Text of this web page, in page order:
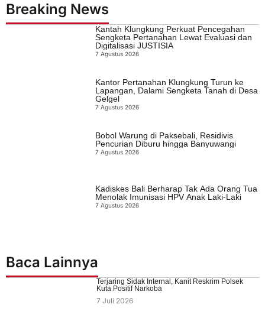
Breaking News
Kantah Klungkung Perkuat Pencegahan
Sengketa Pertanahan Lewat Evaluasi dan
Digitalisasi JUSTISIA
7 Agustus 2026
Kantor Pertanahan Klungkung Turun ke
Lapangan, Dalami Sengketa Tanah di Desa
Gelgel
7 Agustus 2026
Bobol Warung di Paksebali, Residivis
Pencurian Diburu hingga Banyuwangi
7 Agustus 2026
Kadiskes Bali Berharap Tak Ada Orang Tua
Menolak Imunisasi HPV Anak Laki-Laki
7 Agustus 2026
Baca Lainnya
Terjaring Sidak Internal, Kanit Reskrim Polsek
Kuta Positif Narkoba
7 Juli 2026